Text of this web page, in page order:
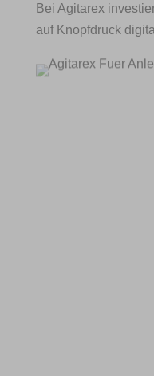
Bei Agitarex
auf Knopfdruck